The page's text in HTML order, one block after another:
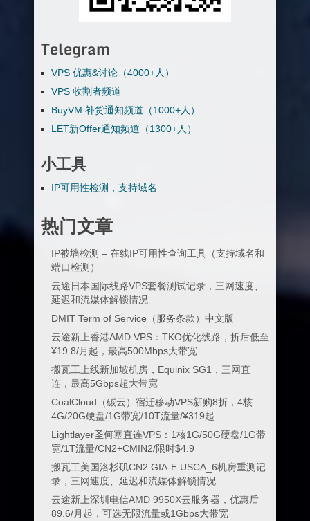
Telegram
VPS 优惠&讨论（4000+人）
VPS 收割者频道
BuyVM 补货通知频道（1000+人）
LET新Offer通知频道（1300+人）
小工具
IP可用性检测，支持域名
热门文章
IP被墙检测 – 在线IP可用性查询工具（支持域名和
端口检测）
云途日本国际线路VPS套餐测试记录，三网速度、
延迟和流媒体解锁情况
DMIT Term of Service（服务条款）中文版
云途新上香港AMD VPS：TKO优化线路，折后低至
¥19.8/月起，最高500Mbps大带宽
搬瓦工上线新加坡机房，Equinix SG1，三网直
连，最高5Gbps超大带宽
CoalCloud（碳云）宿迁移动VPS新购8折，4核
4G/20G硬盘/1G带宽/10T流量/¥319起
Lightlayer圣何塞直连VPS：1核1G/50G硬盘/1G带
宽/1T流量/CN2+CMIN2/限时$4.9
搬瓦工美国洛杉矶CN2 GIA-E USCA_6机房重测记
录，三网速度、延迟和流媒体解锁情况
云途新上深圳电信AMD 9950X云服务器，优惠后
89.6/月起，可选无限流量或1Gbps大带宽